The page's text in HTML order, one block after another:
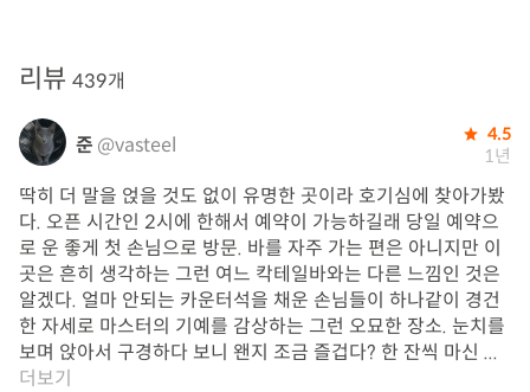
리뷰 439개
준 @vasteel 4.5
1년
딱히 더 말을 얹을 것도 없이 유명한 곳이라 호기심에 찾아가봤
다. 오픈 시간인 2시에 한해서 예약이 가능하길래 당일 예약으
로 운 좋게 첫 손님으로 방문. 바를 자주 가는 편은 아니지만 이
곳은 흔히 생각하는 그런 여느 칵테일바와는 다른 느낌인 것은
알겠다. 얼마 안되는 카운터석을 채운 손님들이 하나같이 경건
한 자세로 마스터의 기예를 감상하는 그런 오묘한 장소. 눈치를
보며 앉아서 구경하다 보니 왠지 조금 즐겁다? 한 잔씩 마신 ...
더보기